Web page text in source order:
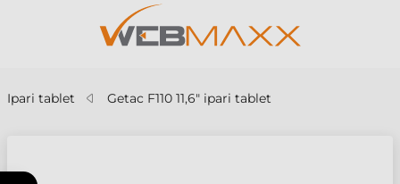
Ipari tablet Getac F110 11,6" ipari tablet